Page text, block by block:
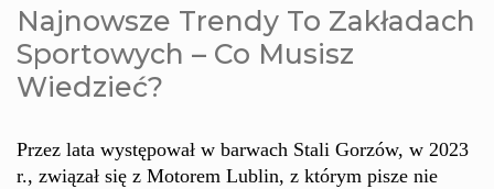
Najnowsze Trendy To Zakładach
Sportowych – Co Musisz
Wiedzieć?
Przez lata występował w barwach Stali Gorzów, w 2023
r., związał się z Motorem Lublin, z którym pisze nie